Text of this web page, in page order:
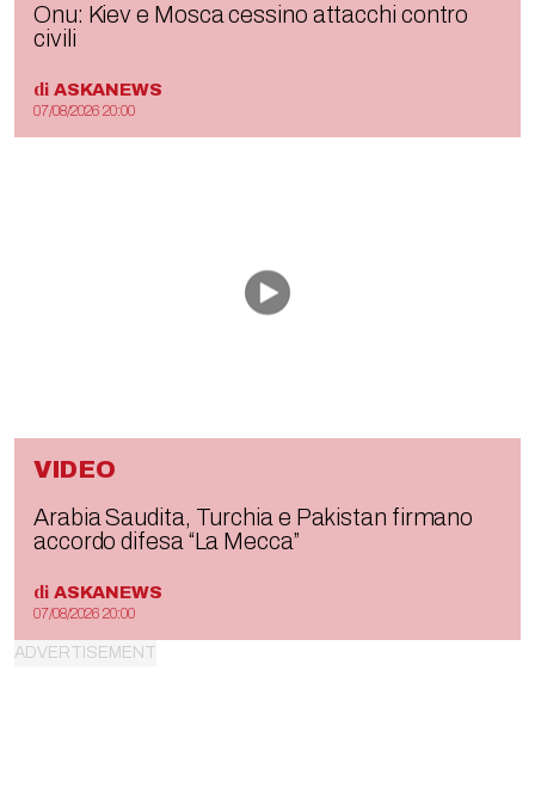
Onu: Kiev e Mosca cessino attacchi contro
civili
di ASKANEWS
07/08/2026 20:00
VIDEO
Arabia Saudita, Turchia e Pakistan firmano
accordo difesa “La Mecca”
di ASKANEWS
07/08/2026 20:00